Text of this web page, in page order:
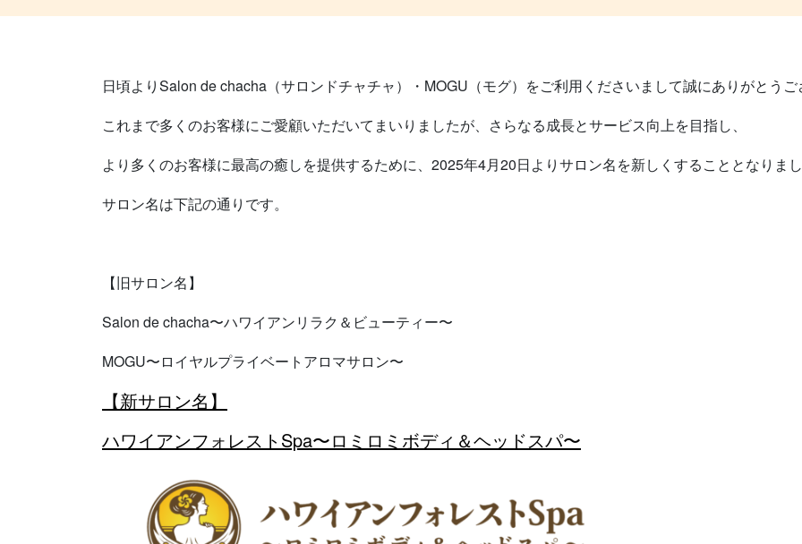
日頃よりSalon de chacha（サロンドチャチャ）・MOGU（モグ）をご利用くださいまして誠にありがとう
これまで多くのお客様にご愛顧いただいてまいりましたが、さらなる成長とサービス向上を目指し、
より多くのお客様に最高の癒しを提供するために、2025年4月20日よりサロン名を新しくすることとなりま
サロン名は下記の通りです。
【旧サロン名】
Salon de chacha〜ハワイアンリラク＆ビューティー〜
MOGU〜ロイヤルプライベートアロマサロン〜
【新サロン名】
ハワイアンフォレストSpa〜ロミロミボディ＆ヘッドスパ〜